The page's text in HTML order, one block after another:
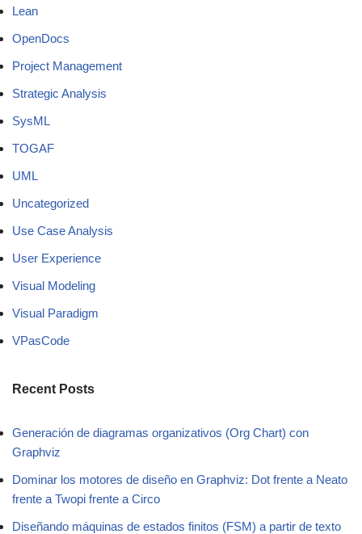
Lean
OpenDocs
Project Management
Strategic Analysis
SysML
TOGAF
UML
Uncategorized
Use Case Analysis
User Experience
Visual Modeling
Visual Paradigm
VPasCode
Recent Posts
Generación de diagramas organizativos (Org Chart) con
Graphviz
Dominar los motores de diseño en Graphviz: Dot frente a Neato
frente a Twopi frente a Circo
Diseñando máquinas de estados finitos (FSM) a partir de texto